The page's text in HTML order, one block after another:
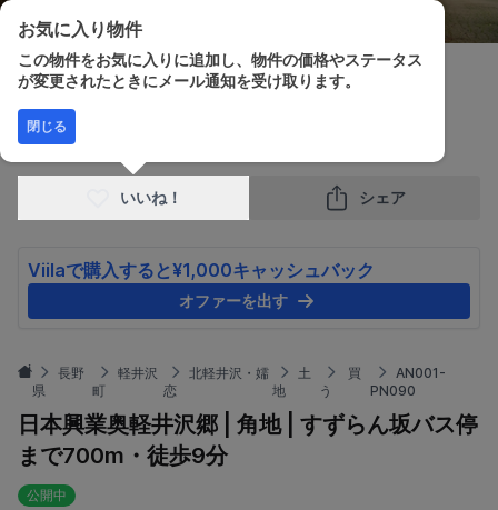
販売価格
¥1,000,000
いいね！ シェア
Viilaで購入すると¥1,000キャッシュバック
オファーを出す
長野
県
軽井沢
町
北軽井沢・嬬
恋
土
地
買
う
AN001-
PN090
日本興業奥軽井沢郷 | 角地 | すずらん坂バス停
まで700m・徒歩9分
公開中
お気に入り物件
この物件をお気に入りに追加し、物件の価格やステータス
が変更されたときにメール通知を受け取ります。
閉じる